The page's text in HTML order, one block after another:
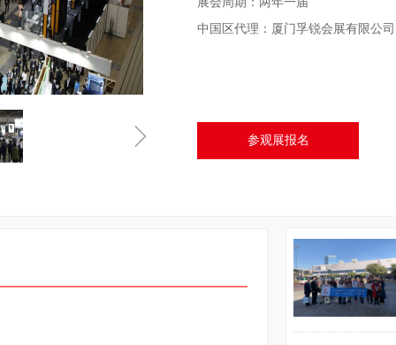
ꁇ
中国区代理：厦门孚锐会展有限公司
参观展报名